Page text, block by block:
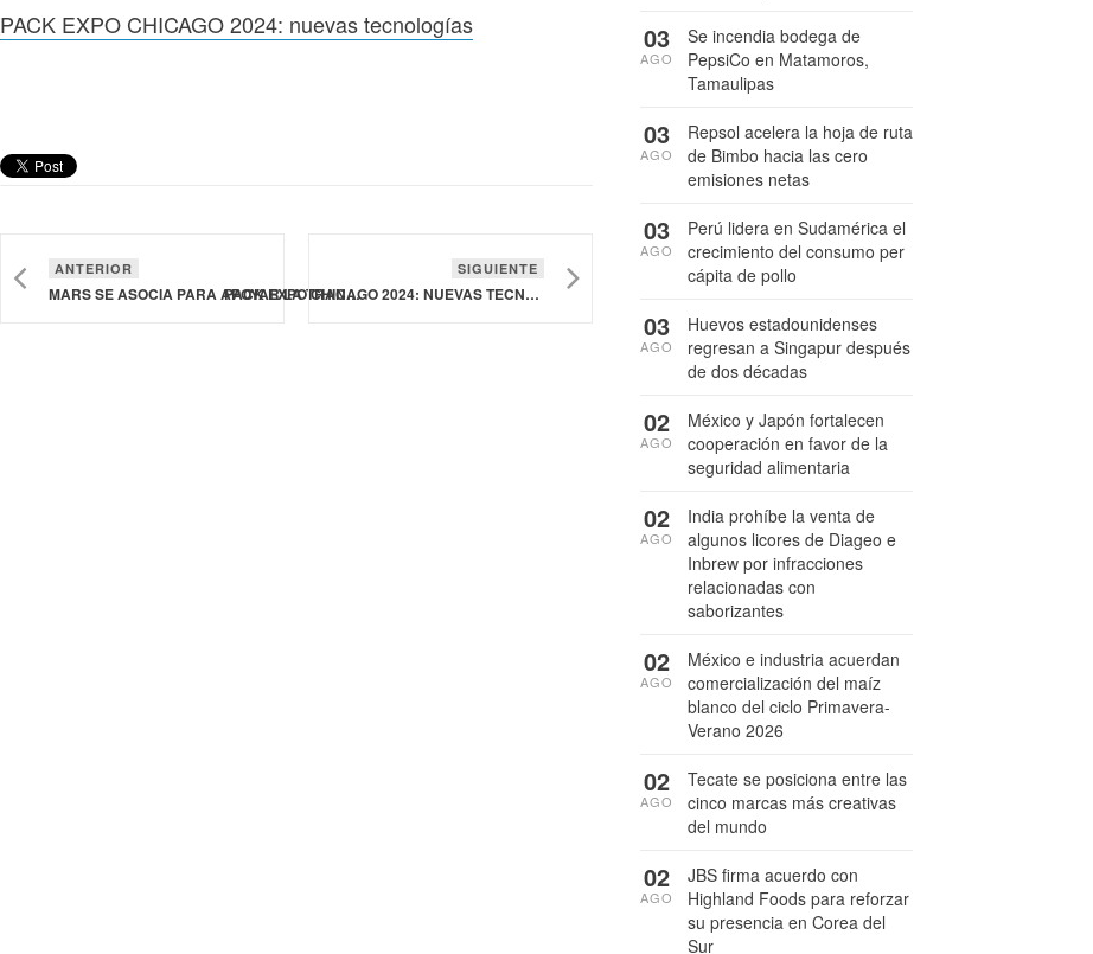
PACK EXPO CHICAGO 2024: nuevas tecnologías
ANTERIOR
MARS SE ASOCIA PARA APOYAR LA TRANSICIÓN A LA AGRICULTURA REGENERATIVA
SIGUIENTE
PACK EXPO CHICAGO 2024: NUEVAS TECNOLOGÍAS
Se incendia bodega de
PepsiCo en Matamoros,
Tamaulipas
03
AGO
Repsol acelera la hoja de ruta
de Bimbo hacia las cero
emisiones netas
03
AGO
Perú lidera en Sudamérica el
crecimiento del consumo per
cápita de pollo
03
AGO
Huevos estadounidenses
regresan a Singapur después
de dos décadas
03
AGO
México y Japón fortalecen
cooperación en favor de la
seguridad alimentaria
02
AGO
India prohíbe la venta de
algunos licores de Diageo e
Inbrew por infracciones
relacionadas con
saborizantes
02
AGO
México e industria acuerdan
comercialización del maíz
blanco del ciclo Primavera-
Verano 2026
02
AGO
Tecate se posiciona entre las
cinco marcas más creativas
del mundo
02
AGO
JBS firma acuerdo con
Highland Foods para reforzar
su presencia en Corea del
Sur
02
AGO